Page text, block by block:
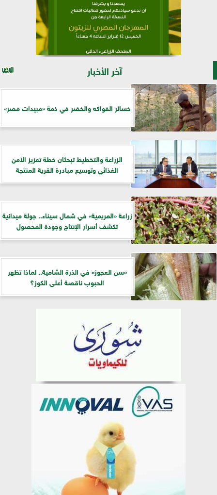
آخر الأخبار
خسائر الفواكه والخضر في ذمة «مبيدات مصر»
الزراعة والتخطيط تبحثان خطة تعزيز الأمن
الغذائي وتوسيع مبادرة القرية المنتجة
زراعة «المريمية» في شمال سيناء.. جولة ميدانية
تكشف أسرار الإنتاج وجودة المحصول
«سن العجوز» في الذرة الشامية.. لماذا تظهر
الحبوب ناقصة أعلى الكوز؟